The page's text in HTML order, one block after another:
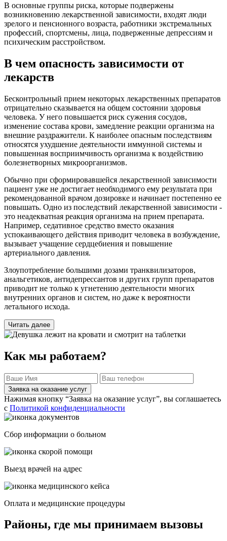
В основные группы риска, которые подвержены
возникновению лекарственной зависимости, входят люди
зрелого и пенсионного возраста, работники экстремальных
профессий, спортсмены, лица, подверженные депрессиям и
психическим расстройством.
В чем опасность зависимости от
лекарств
Бесконтрольный прием некоторых лекарственных препаратов
отрицательно сказывается на общем состоянии здоровья
человека. У него повышается риск сужения сосудов,
изменение состава крови, замедление реакции организма на
внешние раздражители. К наиболее опасным последствиям
относятся ухудшение деятельности иммунной системы и
повышенная восприимчивость организма к воздействию
болезнетворных микроорганизмов.
Обычно при сформировавшейся лекарственной зависимости
пациент уже не достигает необходимого ему результата при
рекомендованной врачом дозировке и начинает постепенно ее
повышать. Одно из последствий лекарственной зависимости -
это неадекватная реакция организма на прием препарата.
Например, седативное средство вместо оказания
успокаивающего действия приводит человека в возбуждение,
вызывает учащение сердцебиения и повышение
артериального давления.
Злоупотребление большими дозами транквилизаторов,
анальгетиков, антидепрессантов и других групп препаратов
приводит не только к угнетению деятельности многих
внутренних органов и систем, но даже к вероятности
летального исхода.
Читать далее
Как мы работаем?
Заявка на оказание услуг
Нажимая кнопку “Заявка на оказание услуг”, вы соглашаетесь
с Политикой конфиденциальности
Сбор информации о больном
Выезд врачей на адрес
Оплата и медицинские процедуры
Районы, где мы принимаем вызовы